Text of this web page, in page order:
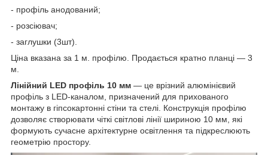
- профіль анодований;
- розсіювач;
- заглушки (3шт).
Ціна вказана за 1 м. профілю. Продається кратно планці — 3
м.
Лінійний LED профіль 10 мм — це врізний алюмінієвий
профіль з LED-каналом, призначений для прихованого
монтажу в гіпсокартонні стіни та стелі. Конструкція профілю
дозволяє створювати чіткі світлові лінії шириною 10 мм, які
формують сучасне архітектурне освітлення та підкреслюють
геометрію простору.